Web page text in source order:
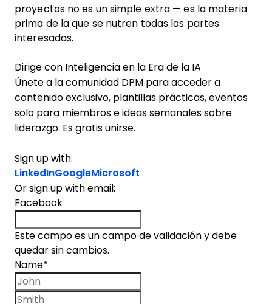
proyectos no es un simple extra — es la materia
prima de la que se nutren todas las partes
interesadas.
Dirige con Inteligencia en la Era de la IA
Únete a la comunidad DPM para acceder a
contenido exclusivo, plantillas prácticas, eventos
solo para miembros e ideas semanales sobre
liderazgo. Es gratis unirse.
Sign up with:
LinkedInGoogleMicrosoft
Or sign up with email:
Facebook
Este campo es un campo de validación y debe
quedar sin cambios.
Name*